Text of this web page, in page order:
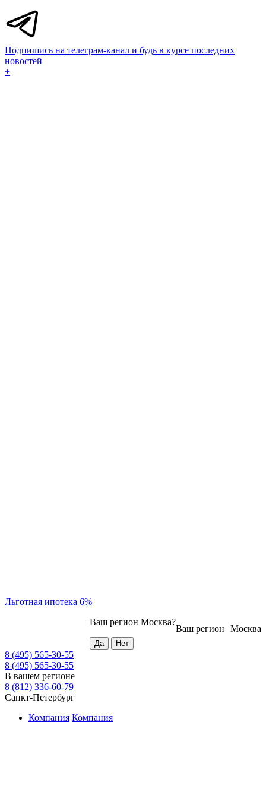
Подпишись на телеграм-канал и будь в курсе последних
новостей
+
Льготная ипотека 6%
Москва
Ваш регион
Ваш регион Москва?
8 (495) 565-30-55
8 (495) 565-30-55
В вашем регионе
8 (812) 336-60-79
Санкт-Петербург
Компания Компания